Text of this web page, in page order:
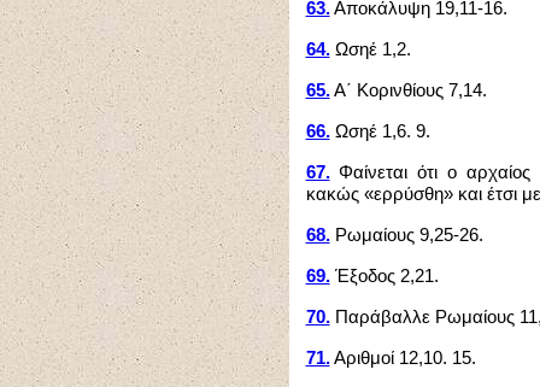
63.Αποκάλυψη 19,11-16.
64.Ωσηέ 1,2.
65.Α΄ Κορινθίους 7,14.
66.Ωσηέ 1,6. 9.
67.Φαίνεται ότι ο
κακώς «ερρύσθη» και έτσι
68.Ρωμαίους 9,25-26.
69.Έξοδος 2,21.
70.Παράβαλλε Ρωμαίους
71.Αριθμοί 12,10. 15.